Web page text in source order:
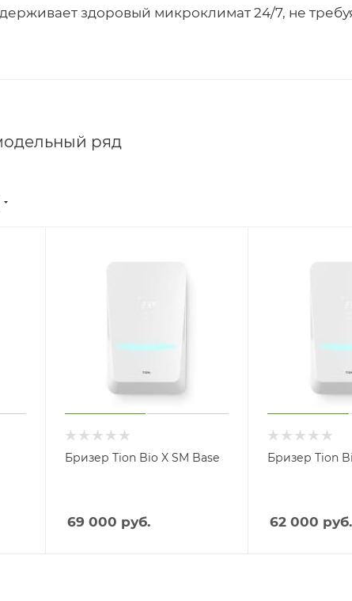
здоровый микроклимат 24/7, не
ряд
Бризер Tion Bio X SM Base
69 000 руб.
Бризер Tion
62 000 руб.